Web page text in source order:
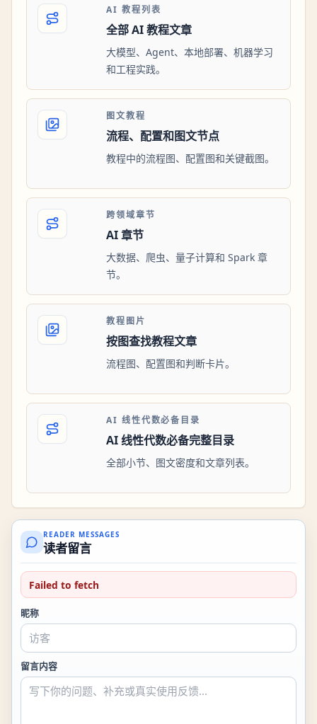
AI 教程列表
全部 AI 教程文章
大模型、Agent、本地部署、机器学习
和工程实践。
图文教程
流程、配置和图文节点
教程中的流程图、配置图和关键截图。
跨领域章节
AI 章节
大数据、爬虫、量子计算和 Spark 章
节。
教程图片
按图查找教程文章
流程图、配置图和判断卡片。
AI 线性代数必备目录
AI 线性代数必备完整目录
全部小节、图文密度和文章列表。
READER MESSAGES
读者留言
Failed to fetch
昵称
留言内容